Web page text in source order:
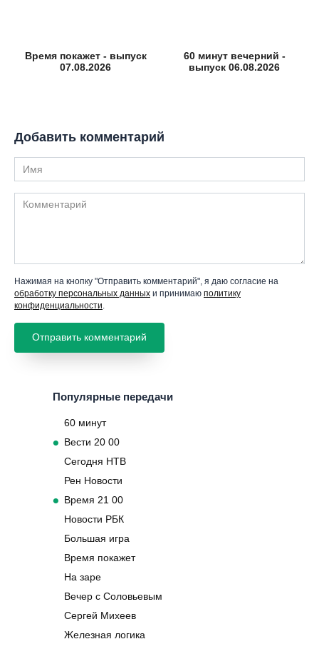
Время покажет - выпуск
07.08.2026
60 минут вечерний -
выпуск 06.08.2026
Добавить комментарий
Имя
Комментарий
Нажимая на кнопку "Отправить комментарий", я даю согласие на
обработку персональных данных и принимаю политику
конфиденциальности
Популярные передачи
60 минут
Вести 20 00
Сегодня НТВ
Рен Новости
Время 21 00
Новости РБК
Большая игра
Время покажет
На заре
Вечер с Соловьевым
Сергей Михеев
Железная логика